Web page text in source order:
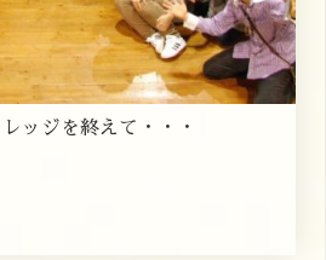
ッジを終えて・・・